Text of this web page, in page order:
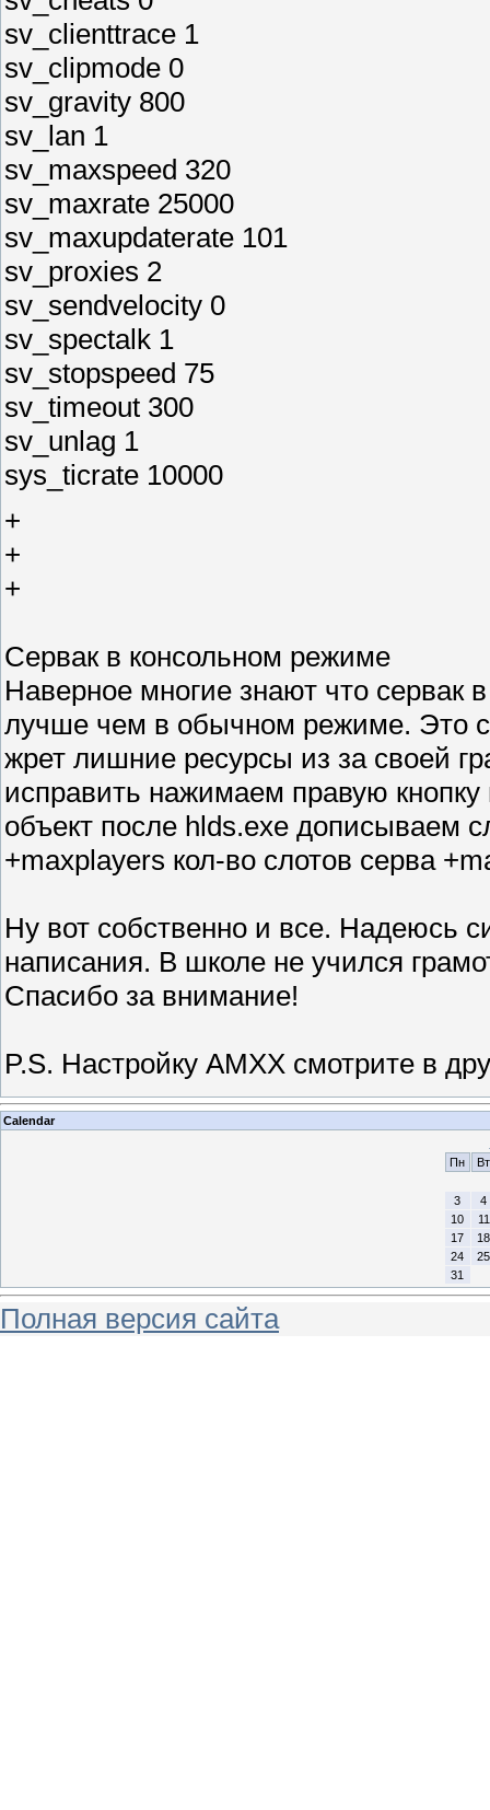
sv_clienttrace 1
sv_clipmode 0
sv_gravity 800
sv_lan 1
sv_maxspeed 320
sv_maxrate 25000
sv_maxupdaterate 101
sv_proxies 2
sv_sendvelocity 0
sv_spectalk 1
sv_stopspeed 75
sv_timeout 300
sv_unlag 1
sys_ticrate 10000
+
+
+
Сервак в консольном режиме
Наверное многие знают что сервак
лучше чем в обычном режиме. Это
жрет лишние ресурсы из за своей
исправить нажимаем правую
объект после hlds.exe дописываем
+maxplayers кол-во слотов серва
Ну вот собственно и все. Надеюсь
написания. В школе не учился
Спасибо за внимание!
P.S. Настройку AMXX смотрите в
Calendar
Пн
Вт
3
4
10
11
17
18
24
25
31
Полная версия сайта